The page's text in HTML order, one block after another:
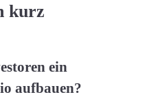
kurz
ein
aufbauen?